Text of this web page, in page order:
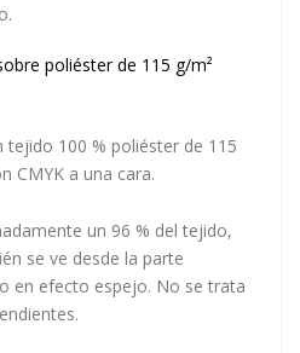
poliéster de 115 g/m²
100 % poliéster de 115
CMYK a una cara.
un 96 % del tejido,
se ve desde la parte
en efecto espejo. No se trata